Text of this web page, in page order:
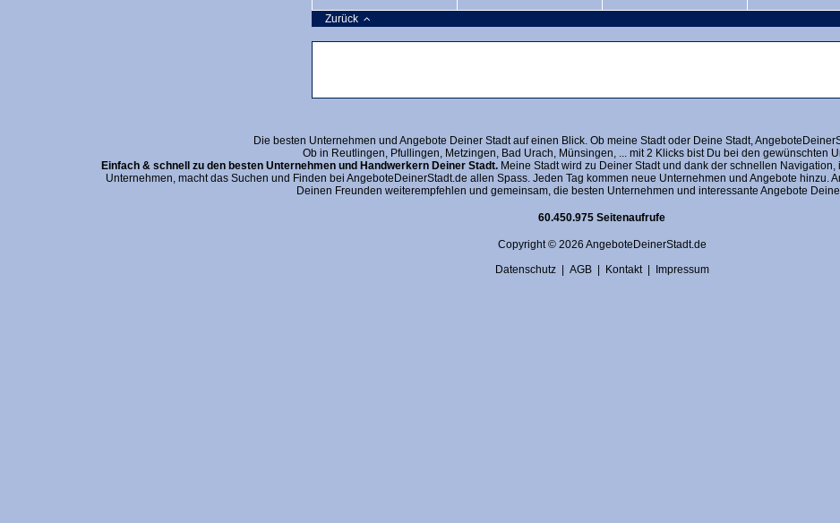
Zurück
Die besten Unternehmen und Angebote Deiner Stadt auf einen Blick. Ob meine Stadt oder Deine Stadt,
Ob in Reutlingen, Pfullingen, Metzingen, Bad Urach, Münsingen, ... mit 2 Klicks bist Du bei den gewünschten
Einfach & schnell zu den besten Unternehmen und Handwerkern Deiner Stadt.Meine Stadt wird zu Deiner Stadt und dank der schnellen
Unternehmen, macht das Suchen und Finden bei AngeboteDeinerStadt.de allen Spass. Jeden Tag kommen neue Unternehmen und Angebote hinzu.
Deinen Freunden weiterempfehlen und gemeinsam, die besten Unternehmen und interessante Angebote
60.450.975 Seitenaufrufe
Copyright © 2026 AngeboteDeinerStadt.de
Datenschutz| AGB| Kontakt| Impressum